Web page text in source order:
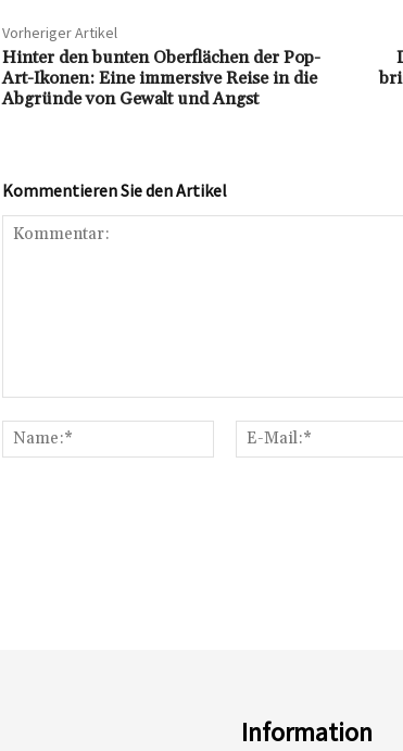
Vorheriger Artikel
Hinter den bunten Oberflächen der Pop-
Art-Ikonen: Eine immersive Reise in die
Abgründe von Gewalt und Angst
Kommentieren Sie den Artikel
Name:*
Information